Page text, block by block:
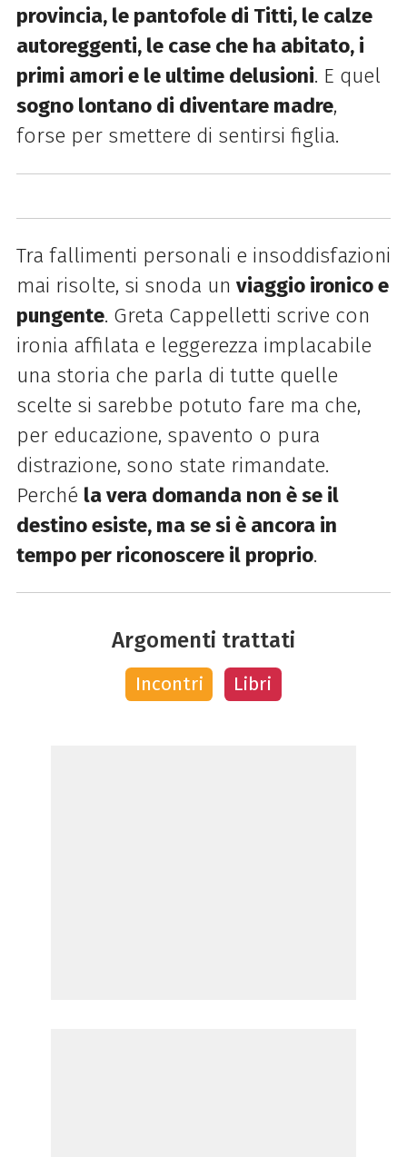
provincia, le pantofole di Titti, le calze
autoreggenti, le case che ha abitato, i
primi amori e le ultime delusioni. E quel
sogno lontano di diventare madre,
forse per smettere di sentirsi figlia.
Tra fallimenti personali e insoddisfazioni
mai risolte, si snoda un viaggio ironico e
pungente. Greta Cappelletti scrive con
ironia affilata e leggerezza implacabile
una storia che parla di tutte quelle
scelte si sarebbe potuto fare ma che,
per educazione, spavento o pura
distrazione, sono state rimandate.
Perché la vera domanda non è se il
destino esiste, ma se si è ancora in
tempo per riconoscere il proprio.
Argomenti trattati
Incontri Libri